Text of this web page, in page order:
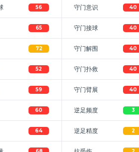
56
65
72
52
59
60
64
守门意识 40
守门接球 40
守门解围 40
守门扑救 40
守门臂展 40
逆足频度 3
逆足精度 2